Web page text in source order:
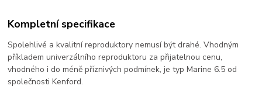
Kompletní specifikace
Spolehlivé a kvalitní reproduktory nemusí být drahé. Vhodným
příkladem univerzálního reproduktoru za přijatelnou cenu,
vhodného i do méně příznivých podmínek, je typ Marine 6.5 od
společnosti Kenford.